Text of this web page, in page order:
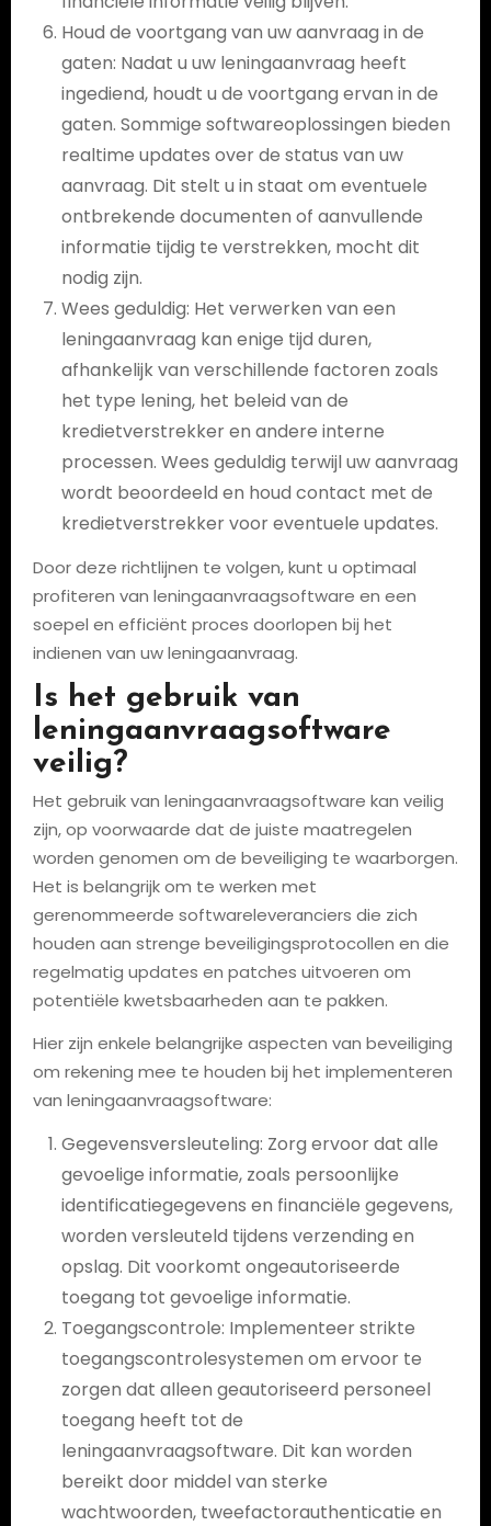
Houd de voortgang van uw aanvraag in de
gaten: Nadat u uw leningaanvraag heeft
ingediend, houdt u de voortgang ervan in de
gaten. Sommige softwareoplossingen bieden
realtime updates over de status van uw
aanvraag. Dit stelt u in staat om eventuele
ontbrekende documenten of aanvullende
informatie tijdig te verstrekken, mocht dit
nodig zijn.
Wees geduldig: Het verwerken van een
leningaanvraag kan enige tijd duren,
afhankelijk van verschillende factoren zoals
het type lening, het beleid van de
kredietverstrekker en andere interne
processen. Wees geduldig terwijl uw aanvraag
wordt beoordeeld en houd contact met de
kredietverstrekker voor eventuele updates.
Door deze richtlijnen te volgen, kunt u optimaal
profiteren van leningaanvraagsoftware en een
soepel en efficiënt proces doorlopen bij het
indienen van uw leningaanvraag.
Is het gebruik van
leningaanvraagsoftware
veilig?
Het gebruik van leningaanvraagsoftware kan veilig
zijn, op voorwaarde dat de juiste maatregelen
worden genomen om de beveiliging te waarborgen.
Het is belangrijk om te werken met
gerenommeerde softwareleveranciers die zich
houden aan strenge beveiligingsprotocollen en die
regelmatig updates en patches uitvoeren om
potentiële kwetsbaarheden aan te pakken.
Hier zijn enkele belangrijke aspecten van beveiliging
om rekening mee te houden bij het implementeren
van leningaanvraagsoftware:
Gegevensversleuteling: Zorg ervoor dat alle
gevoelige informatie, zoals persoonlijke
identificatiegegevens en financiële gegevens,
worden versleuteld tijdens verzending en
opslag. Dit voorkomt ongeautoriseerde
toegang tot gevoelige informatie.
Toegangscontrole: Implementeer strikte
toegangscontrolesystemen om ervoor te
zorgen dat alleen geautoriseerd personeel
toegang heeft tot de
leningaanvraagsoftware. Dit kan worden
bereikt door middel van sterke
wachtwoorden, tweefactorauthenticatie en